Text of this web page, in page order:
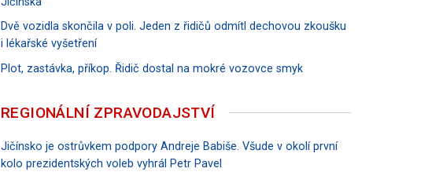
Dvě vozidla skončila v poli. Jeden z řidičů odmítl dechovou zkoušku
i lékařské vyšetření
Plot, zastávka, příkop. Řidič dostal na mokré vozovce smyk
REGIONÁLNÍ ZPRAVODAJSTVÍ
Jičínsko je ostrůvkem podpory Andreje Babiše. Všude v okolí první
kolo prezidentských voleb vyhrál Petr Pavel